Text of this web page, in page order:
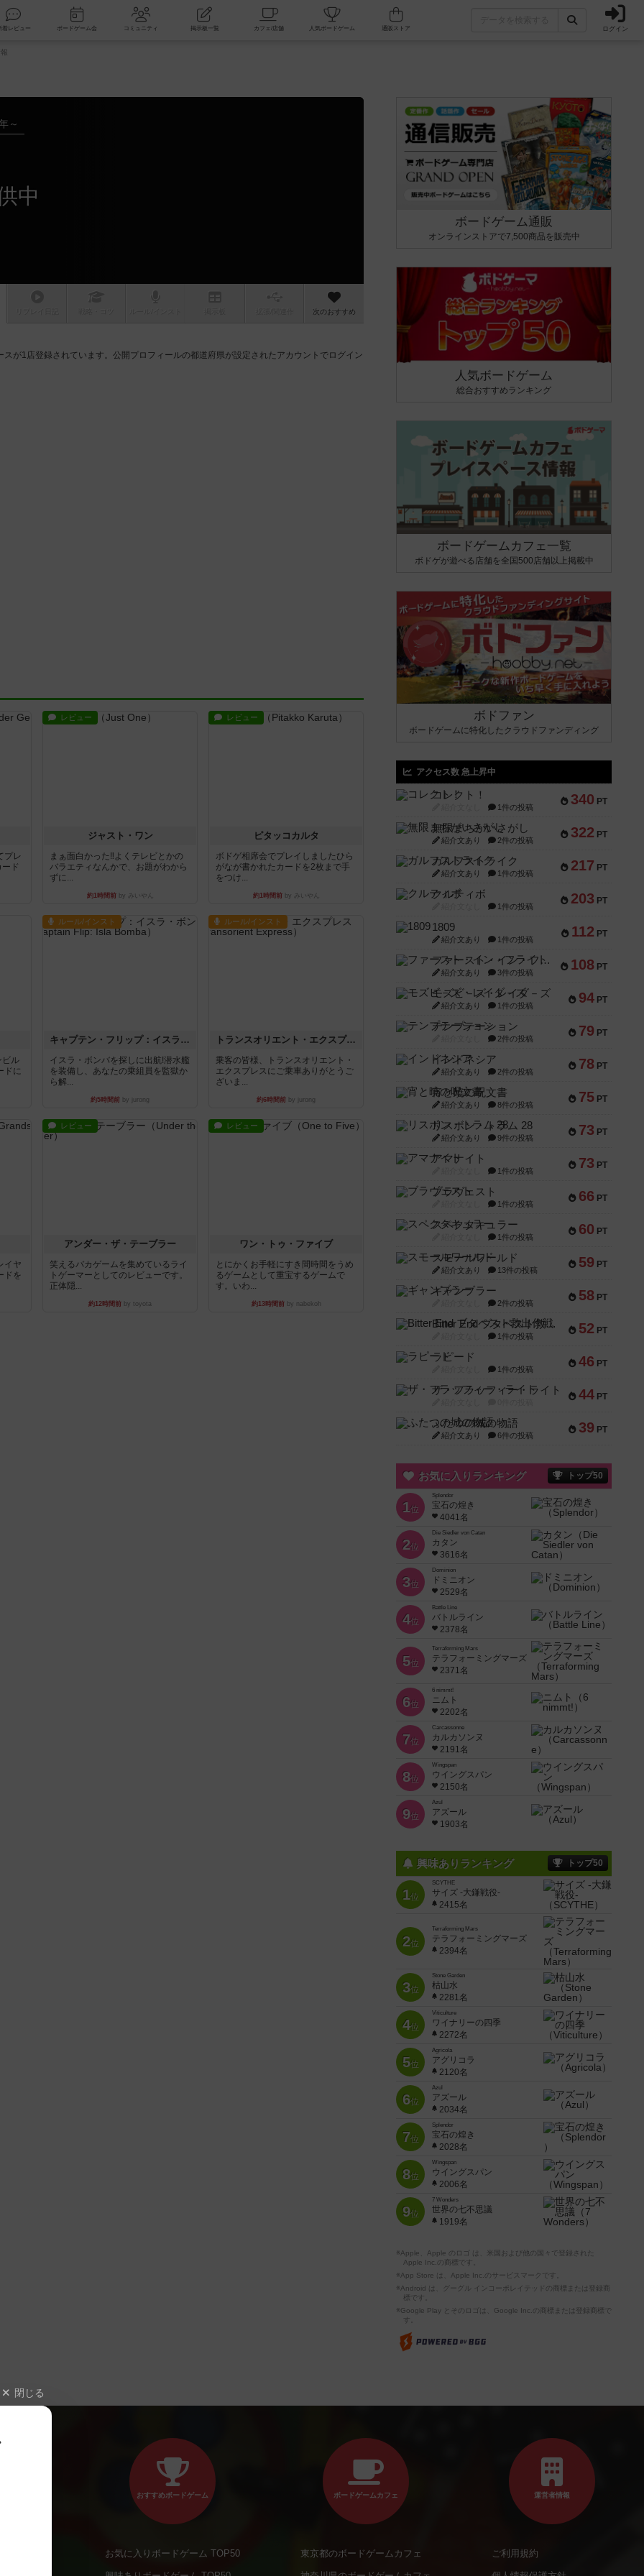
新着レビュー ボードゲーム会 コミュニティ 掲示板一覧 カフェ/店舗 人気ボードゲーム ログイン
～
中
次のおすすめ
が1店登録されています。公開プロフィールの都道府県が設定されたアカウントでログイン
プレ
ド
レビュー
ジャスト・ワン
まぁ面白かった‼️よくテレビとかの
バラエティなんかで、お題がわから
ずに...
約1時間前by みいやん
レビュー
ピタッコカルタ
ボドゲ相席会でプレイしましたひら
がなが書かれたカードを2枚まで手
をつけ...
約1時間前by みいやん
ビル
ドに
ルール/インスト
キャプテン・フリップ：イスラ・ボンバ
イスラ・ボンバを探しに出航!潜水艦
を装備し、あなたの乗組員を監獄か
ら解...
約5時間前 by jurong
ルール/インスト
トランスオリエント・エクスプレス
乗客の皆様、トランスオリエント・
エクスプレスにご乗車ありがとうご
ざいま...
約6時間前 by jurong
イヤ
ドを
レビュー
アンダー・ザ・テーブラー
笑えるバカゲームを集めているライ
トゲーマーとしてのレビューです。
正体隠...
約12時間前 by toyota
レビュー
ワン・トゥ・ファイブ
とにかくお手軽にすき間時間をうめ
るゲームとして重宝するゲームで
す。いわ...
約13時間前by nabekoh
ボードゲーム通販
オンラインストアで7,500商品を販売中
人気ボードゲーム
総合おすすめランキング
ボードゲームカフェ一覧
ボドゲが遊べる店舗を全国500店舗以上掲載中
ボドファン
ボードゲームに特化したクラウドファンディング
アクセス数 急上昇中
340 PT
コレクト！
1件の投稿
322 PT
無限まちがいさがし
紹介文あり 2件の投稿
217 PT
ガルフストライク
紹介文あり 1件の投稿
203 PT
クルティボ
1件の投稿
112 PT
1809
紹介文あり 1件の投稿
108 PT
ファースト・イン・フライト
紹介文あり 3件の投稿
94 PT
モズビ－ズ・レイダ－ズ
紹介文あり 1件の投稿
79 PT
テンプテーション
2件の投稿
78 PT
インドネシア
紹介文あり 2件の投稿
75 PT
宵と暁の呪文書
紹介文あり 8件の投稿
73 PT
リスボン・トラム 28
紹介文あり 9件の投稿
73 PT
アマナイト
1件の投稿
66 PT
ブラヴェスト
1件の投稿
60 PT
スペクタキュラー
1件の投稿
59 PT
スモールワールド
紹介文あり 13件の投稿
58 PT
ギャンブラー
2件の投稿
52 PT
Bitter End ブタペスト救出作戦
1件の投稿
46 PT
ラピード
1件の投稿
44 PT
ザ・フラッフィー・ライト
39 PT
ふたつの城の物語
紹介文あり 6件の投稿
お気に入りランキング トップ50
1位
Splendor
宝石の煌き
4041名
2位
Die Siedler von Catan
カタン
3616名
3位
Dominion
ドミニオン
2529名
4位
Battle Line
バトルライン
2378名
5位
Terraforming Mars
テラフォーミングマーズ
2371名
6位
6 nimmt!
ニムト
2202名
7位
Carcassonne
カルカソンヌ
2191名
8位
Wingspan
ウイングスパン
2150名
9位
Azul
アズール
1903名
興味ありランキング トップ50
1位
SCYTHE
サイズ -大鎌戦役-
2415名
2位
Terraforming Mars
テラフォーミングマーズ
2394名
3位
Stone Garden
枯山水
2281名
4位
Viticulture
ワイナリーの四季
2272名
5位
Agricola
アグリコラ
2120名
6位
Azul
アズール
2034名
7位
Splendor
宝石の煌き
2028名
8位
Wingspan
ウイングスパン
2006名
9位
7 Wonders
世界の七不思議
1919名
※Apple、Apple のロゴ は、米国および他の国々で登録された
Apple Inc.の商標です。
※App Store は、Apple Inc.のサービスマークです。
※Android は、グーグル インコーポレイテッドの商標または登録商
標です。
※Google Play とそのロゴは、Google Inc.の商標または登録商標で
す。
閉じる
おすすめボードゲーム
お気に入りボードゲーム TOP50
ボードゲームカフェ
東京都のボードゲームカフェ
運営者情報
ご利用規約